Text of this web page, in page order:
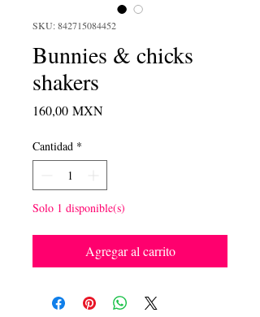
SKU: 842715084452
Bunnies & chicks
shakers
160,00 MXNPrecio
Cantidad *
Solo 1 disponible(s)
Agregar al carrito